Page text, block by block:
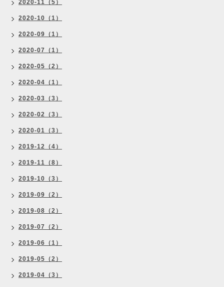
2020-11（5）
2020-10（1）
2020-09（1）
2020-07（1）
2020-05（2）
2020-04（1）
2020-03（3）
2020-02（3）
2020-01（3）
2019-12（4）
2019-11（8）
2019-10（3）
2019-09（2）
2019-08（2）
2019-07（2）
2019-06（1）
2019-05（2）
2019-04（3）